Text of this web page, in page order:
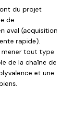
du projet
de
aval (acquisition
rapide).
mener tout type
de la chaîne de
et une